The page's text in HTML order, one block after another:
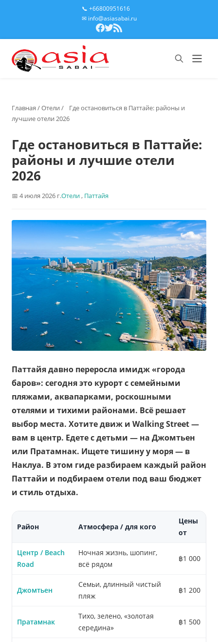
📞 +66800951616
✉ info@asiasabai.ru
Главная /Отели /
Где остановиться в Паттайе: районы и
лучшие отели 2026
Где остановиться в Паттайе:
районы и лучшие отели
2026
4 июля 2026 г.Отели, Паттайя
Паттайя давно переросла имидж «города
баров»: сегодня это курорт с семейными
пляжами, аквапарками, роскошными
отелями и тихими районами. Всё решает
выбор места. Хотите движ и Walking Street —
вам в центр. Едете с детьми — на Джомтьен
или Пратамнак. Ищете тишину у моря — в
Наклуа. В этом гиде разбираем каждый район
Паттайи и подбираем отели под ваш бюджет
и стиль отдыха.
Район Атмосфера / для кого
Цены
от
Центр / Beach
Road
Ночная жизнь, шопинг,
всё рядом
฿1 000
Джомтьен
Семьи, длинный чистый
пляж
฿1 200
Пратамнак
Тихо, зелено, «золотая
середина»
฿1 500